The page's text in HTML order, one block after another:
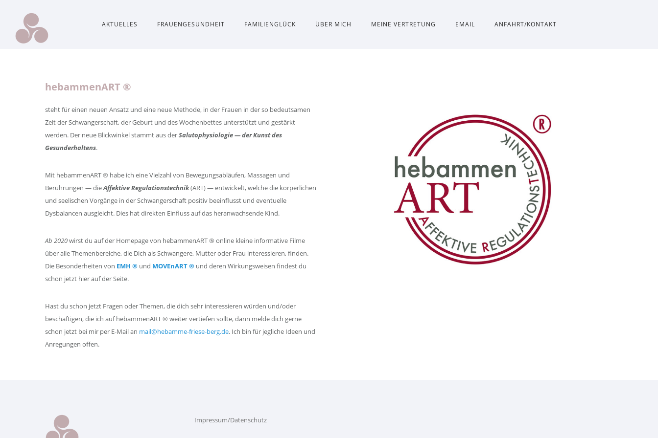
AKTUELLES FRAUENGESUNDHEIT FAMILIENGLÜCK ÜBER MICH MEINE VERTRETUNG EMAIL ANFAHRT/KONTAKT
hebammenART ®
steht für einen neuen Ansatz und eine neue Methode, in der Frauen in der so bedeutsamen
Zeit der Schwangerschaft, der Geburt und des Wochenbettes unterstützt und gestärkt
werden. Der neue Blickwinkel stammt aus derSalutophysiologie — der Kunst des
Gesunderhaltens.
Mit hebammenART ® habe ich eine Vielzahl von Bewegungsabläufen, Massagen und
Berührungen — dieAffektive Regulationstechnik(ART) — entwickelt, welche die körperlichen
und seelischen Vorgänge in der Schwangerschaft positiv beeinflusst und eventuelle
Dysbalancen ausgleicht. Dies hat direkten Einfluss auf das heranwachsende Kind.
Ab 2020wirst du auf der Homepage von hebammenART ® online kleine informative Filme
über alle Themenbereiche, die Dich als Schwangere, Mutter oder Frau interessieren, finden.
Die Besonderheiten von EMH ® und MOVEnART ® und deren Wirkungsweisen findest du
schon jetzt hier auf der Seite.
Hast du schon jetzt Fragen oder Themen, die dich sehr interessieren würden und/oder
beschäftigen, die ich auf hebammenART ® weiter vertiefen sollte, dann melde dich gerne
schon jetzt bei mir per E-Mail an mail@hebamme-friese-berg.de. Ich bin für jegliche Ideen und
Anregungen offen.
Impressum/Datenschutz